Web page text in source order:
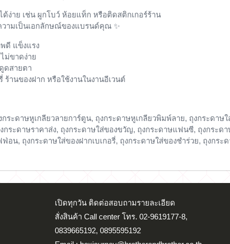
ด้ง่าย เช่น ผูกโบว์ ห้อยแท็ก หรือติดสติกเกอร์ร้าน
วามเป็นเอกลักษณ์ของแบรนด์คุณ ✨
ดี แข็งแรง
ม่ขาดง่าย
ดสายตา
ร้านของฝาก หรือใช้งานในงานอีเวนต์
กระดาษหูเกลียวลายการ์ตูน, ถุงกระดาษหูเกลียวพิมพ์ลาย, ถุงกระดา
กระดาษราคาส่ง, ถุงกระดาษใส่ของขวัญ, ถุงกระดาษแฟนซี, ถุงกระ
อน, ถุงกระดาษใส่ของฝากเบเกอรี่, ถุงกระดาษใส่ของชำร่วย, ถุงกระ
เปิดทุกวัน ติดต่อสอบถามรายละเอียด
สั่งสินค้า Call center โทร. 02-9619177-8,
0839665192, 0895595192